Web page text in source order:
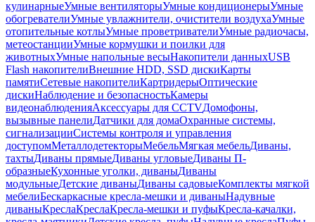
кулинарныеУмные вентиляторыУмные кондиционерыУмные
обогревателиУмные увлажнители, очистители воздухаУмные
отопительные котлыУмные проветривателиУмные радиочасы,
метеостанцииУмные кормушки и поилки для
животныхУмные напольные весыНакопители данныхUSB
Flash накопителиВнешние HDD, SSD дискиКарты
памятиСетевые накопителиКартридерыОптические
дискиНаблюдение и безопасностьКамеры
видеонаблюденияАксессуары для CCTVДомофоны,
вызывные панелиДатчики для домаОхранные системы,
сигнализацииСистемы контроля и управления
доступомМеталлодетекторыМебельМягкая мебельДиваны,
тахтыДиваны прямыеДиваны угловыеДиваны П-
образныеКухонные уголки, диваныДиваны
модульныеДетские диваныДиваны садовыеКомплекты мягкой
мебелиБескаркасные кресла-мешки и диваныНадувные
диваныКреслаКреслаКресла-мешки и пуфыКресла-качалки,